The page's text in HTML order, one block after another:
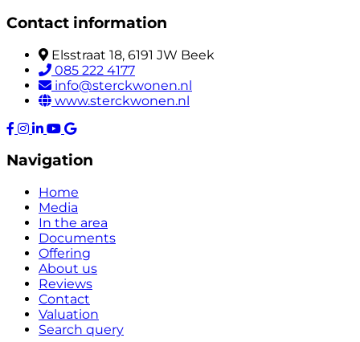
Contact information
Elsstraat 18, 6191 JW Beek
085 222 4177
info@sterckwonen.nl
www.sterckwonen.nl
Navigation
Home
Media
In the area
Documents
Offering
About us
Reviews
Contact
Valuation
Search query